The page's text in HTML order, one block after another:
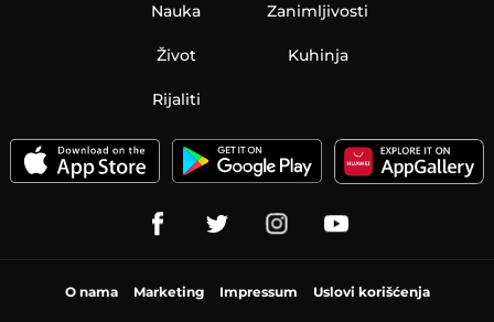
Nauka Zanimljivosti
Život Kuhinja
Rijaliti
O nama Marketing Impressum Uslovi korišćenja